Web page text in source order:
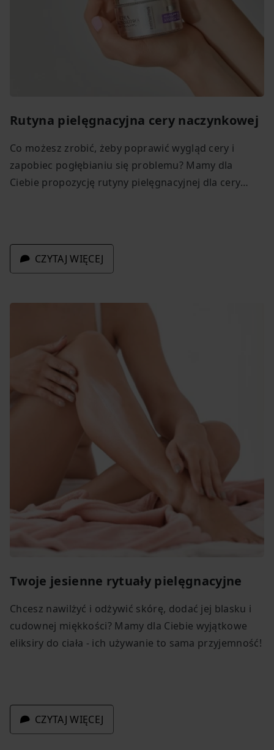
Rutyna pielęgnacyjna cery naczynkowej
Co możesz zrobić, żeby poprawić wygląd cery i
zapobiec pogłębianiu się problemu? Mamy dla
Ciebie propozycję rutyny pielęgnacyjnej dla cery
CZYTAJ WIĘCEJ
Twoje jesienne rytuały pielęgnacyjne
Chcesz nawilżyć i odżywić skórę, dodać jej blasku i
cudownej miękkości? Mamy dla Ciebie wyjątkowe
eliksiry do ciała - ich używanie to sama przyjemność!
CZYTAJ WIĘCEJ